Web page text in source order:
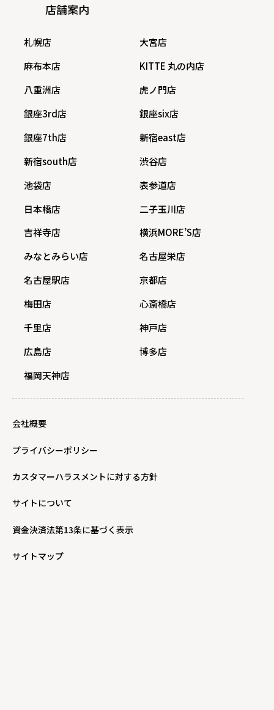
店舗案内
札幌店
大宮店
麻布本店
KITTE 丸の内店
八重洲店
虎ノ門店
銀座3rd店
銀座six店
銀座7th店
新宿east店
新宿south店
渋谷店
池袋店
表参道店
日本橋店
二子玉川店
吉祥寺店
横浜MORE’S店
みなとみらい店
名古屋栄店
名古屋駅店
京都店
梅田店
心斎橋店
千里店
神戸店
広島店
博多店
福岡天神店
会社概要
プライバシーポリシー
カスタマーハラスメントに対する方針
サイトについて
資金決済法第13条に基づく表示
サイトマップ